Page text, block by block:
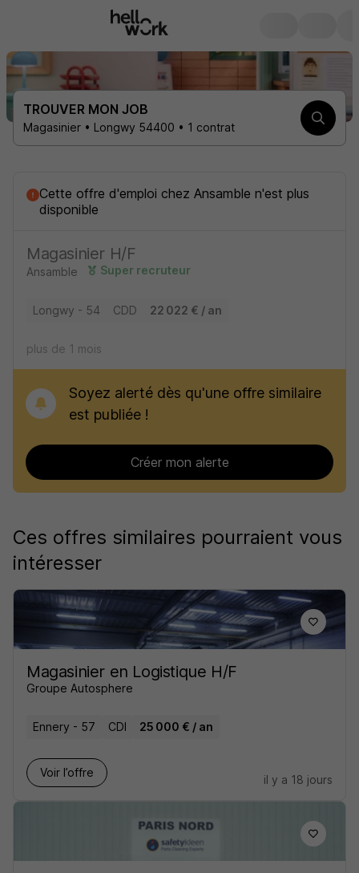
TROUVER MON JOB
Magasinier • Longwy 54400 • 1 contrat
Cette offre d'emploi chez Ansamble n'est plus
disponible
Magasinier H/F
Ansamble Super recruteur
Longwy - 54 CDD 22 022 € / an
plus de 1 mois
Soyez alerté dès qu'une offre similaire
est publiée !
Créer mon alerte
Ces offres similaires pourraient vous
intéresser
Magasinier en Logistique H/F
Groupe Autosphere
Ennery - 57 CDI 25 000 € / an
Voir l’offre
il y a 18 jours